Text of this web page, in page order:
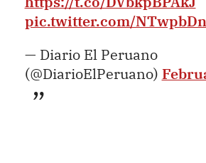
pic.twitter.com/
— Diario El Peruano
(@DiarioElPeruano)